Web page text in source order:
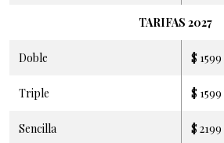
TARIFAS 2027
Doble $ 1599
Triple $ 1599
Sencilla $ 2199